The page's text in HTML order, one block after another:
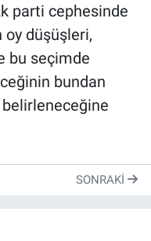
parti cephesinde
oy düşüşleri,
bu seçimde
bundan
SONRAKI